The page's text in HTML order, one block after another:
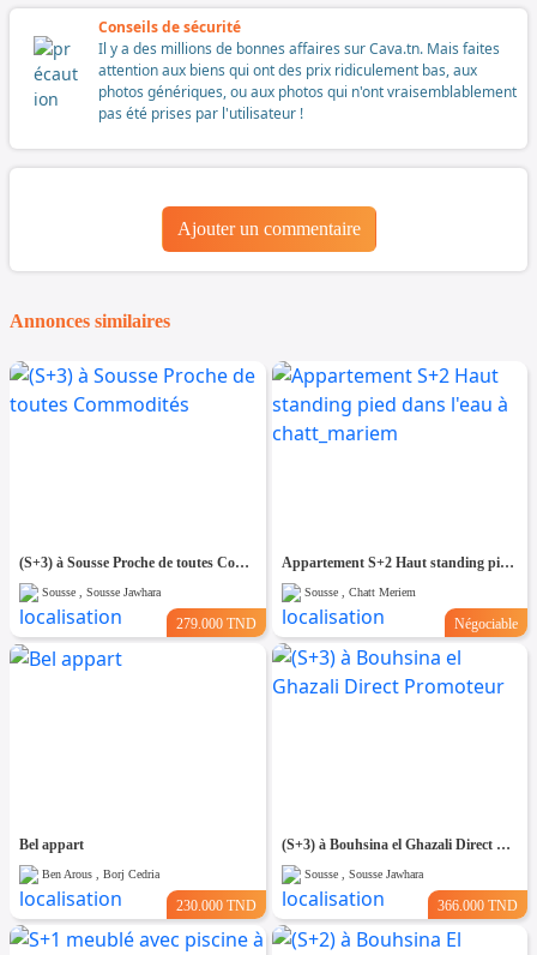
Conseils de sécurité
Il y a des millions de bonnes affaires sur Cava.tn. Mais faites
attention aux biens qui ont des prix ridiculement bas, aux
photos génériques, ou aux photos qui n'ont vraisemblablement
pas été prises par l'utilisateur !
Ajouter un commentaire
Annonces similaires
(S+3) à Sousse Proche de toutes Commodités
Sousse , Sousse Jawhara
279.000 TND
Appartement S+2 Haut standing pied dans l'eau à chatt_mariem
Sousse , Chatt Meriem
Négociable
Bel appart
Ben Arous , Borj Cedria
230.000 TND
(S+3) à Bouhsina el Ghazali Direct Promoteur
Sousse , Sousse Jawhara
366.000 TND